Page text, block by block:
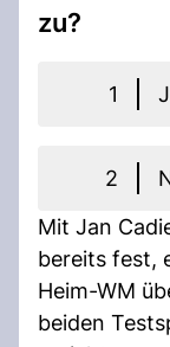
zu?
1
2
Mit Jan
bereits fest,
Heim-WM
beiden